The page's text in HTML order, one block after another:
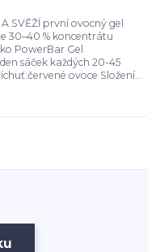
SVĚŽÍ první ovocný gel
30–40 % koncentrátu
PowerBar Gel
sáček každých 20-45
ovoce Složení...